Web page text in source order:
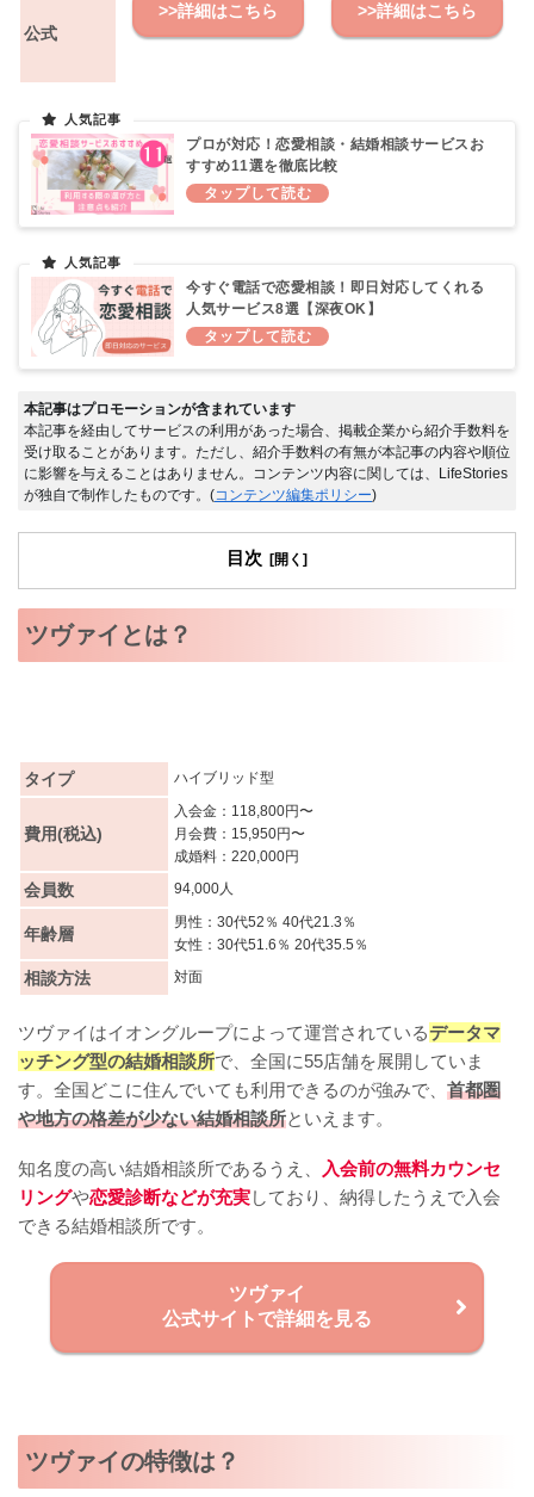
公式
>>詳細はこちら >>詳細はこちら
プロが対応！恋愛相談・結婚相談サービスお
すすめ11選を徹底比較
今すぐ電話で恋愛相談！即日対応してくれる
人気サービス8選【深夜OK】
本記事はプロモーションが含まれています
本記事を経由してサービスの利用があった場合、掲載企業から紹介手数料を
受け取ることがあります。ただし、紹介手数料の有無が本記事の内容や順位
に影響を与えることはありません。コンテンツ内容に関しては、LifeStories
が独自で制作したものです。(コンテンツ編集ポリシー)
目次
ツヴァイとは？
タイプ ハイブリッド型
費用(税込)
入会金：118,800円〜
月会費：15,950円〜
成婚料：220,000円
会員数 94,000人
年齢層
男性：30代52％ 40代21.3％
女性：30代51.6％ 20代35.5％
相談方法 対面
ツヴァイはイオングループによって運営されているデータマ
ッチング型の結婚相談所で、全国に55店舗を展開していま
す。全国どこに住んでいても利用できるのが強みで、 首都圏
や地方の格差が少ない結婚相談所といえます。
知名度の高い結婚相談所であるうえ、
入会前の無料カウンセ
リングや恋愛診断などが充実しており、納得したうえで入会
できる結婚相談所です。
ツヴァイ
公式サイトで詳細を見る
ツヴァイの特徴は？